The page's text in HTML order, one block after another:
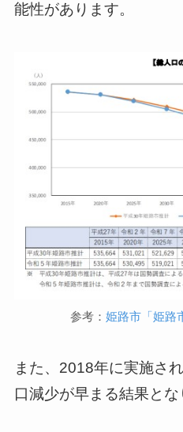
能性があります。
参考： 姫路市「姫路
また、2018年に実施さ
口減少が早まる結果とな